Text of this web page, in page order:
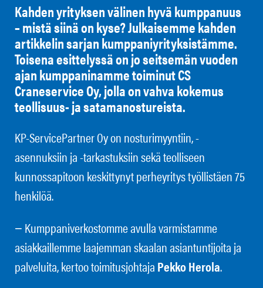
Kahden yrityksen välinen hyvä kumppanuus
– mistä siinä on kyse? Julkaisemme kahden
artikkelin sarjan kumppaniyrityksistämme.
Toisena esittelyssä on jo seitsemän vuoden
ajan kumppaninamme toiminut CS
Craneservice Oy, jolla on vahva kokemus
teollisuus- ja satamanostureista.
KP-ServicePartner Oy on nosturimyyntiin, -
asennuksiin ja -tarkastuksiin sekä teolliseen
kunnossapitoon keskittynyt perheyritys työllistäen 75
henkilöä.
− Kumppaniverkostomme avulla varmistamme
asiakkaillemme laajemman skaalan asiantuntijoita ja
palveluita, kertoo toimitusjohtajaPekko Herola.